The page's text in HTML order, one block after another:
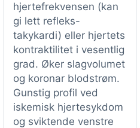
hjertefrekvensen (kan
gi lett refleks-
takykardi) eller hjertets
kontraktilitet i vesentlig
grad. Øker slagvolumet
og koronar blodstrøm.
Gunstig profil ved
iskemisk hjertesykdom
og sviktende venstre